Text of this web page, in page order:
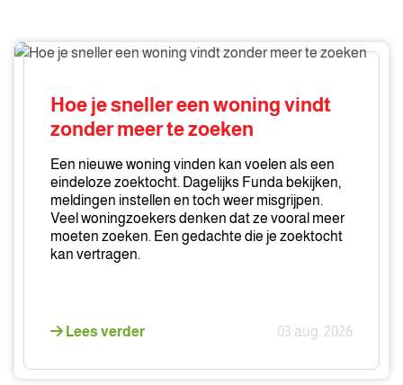
Hoe
sneller
woning
zonder
zoeken
Hoe je sneller een woning vindt
zonder meer te zoeken
Een nieuwe woning vinden kan voelen als een
eindeloze zoektocht. Dagelijks Funda bekijken,
meldingen instellen en toch weer misgrijpen.
Veel woningzoekers denken dat ze vooral meer
moeten zoeken. Een gedachte die je zoektocht
kan vertragen.
Lees verder 03 aug. 2026